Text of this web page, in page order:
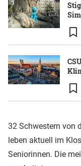
32 Schwestern von
leben aktuell im
Seniorinnen. Die